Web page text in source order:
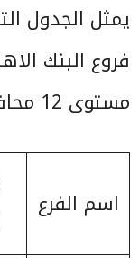
يمثل الجدول
مستوى 12 محافظة في اليمن:
اسم الفرع